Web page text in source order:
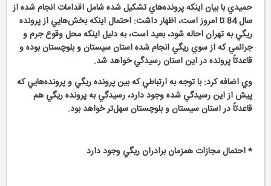
حميدي با بيان اينكه پرونده‌هاي تشكيل شده شامل اقدامات انجام شده از
سال 84 تا امروز است، اظهار داشت: احتمال اينكه بخش‌هايي از پرونده
ريگي به تهران احاله شود، بعيد است، به دليل اينكه محل وقوع جرم و
جرائمي كه از سوي ريگي انجام شده استان سيستان و بلوچستان بوده و
قاعدتاً پرونده در اين استان رسيدگي خواهد شد.
وي اضافه كرد: با توجه به ارتباطي كه بين پرونده ريگي و پرونده‌هايي كه
پيش از اين رسيدگي شده وجود دارد، رسيدگي به پرونده ريگي هم
قاعدتاً در استان سيستان و بلوچستان سهل‌تر خواهد بود.
* احتمال مجازات همزمان برادران ريگي وجود دارد